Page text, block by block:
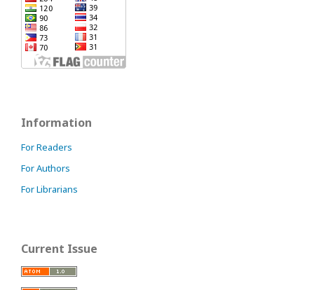
Information
For Readers
For Authors
For Librarians
Current Issue